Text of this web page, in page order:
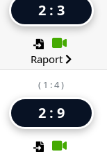
2 : 3
Raport
( 1 : 4 )
2 : 9